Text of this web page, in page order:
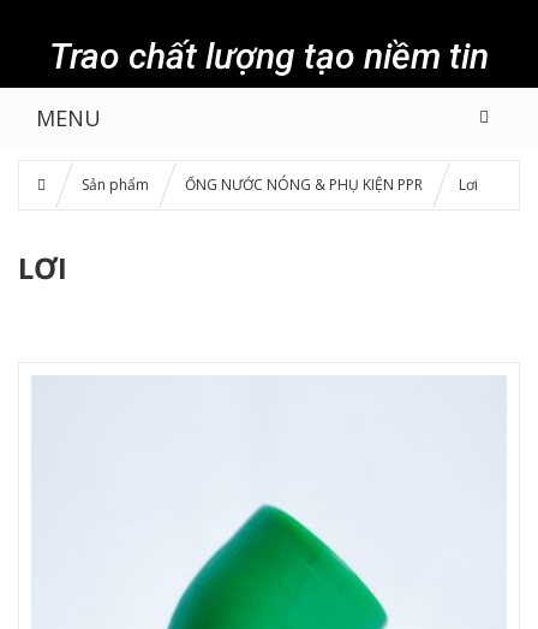
Trao chất lượng tạo niềm tin
MENU
Sản phẩm ỐNG NƯỚC NÓNG & PHỤ KIỆN PPR Lơi
LƠI